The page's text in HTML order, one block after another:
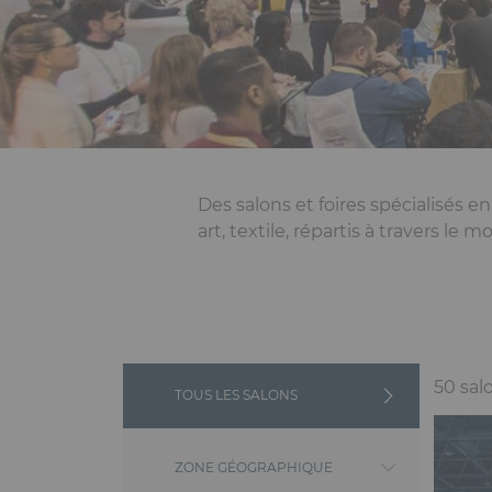
Des salons et foires spécialisés
art, textile, répartis à travers le
l’organisation de salons
Concevoir, organiser et
Les salons se répartissent entre
environnement, commerce,
TOUS LES SALONS
ZONE GÉOGRAPHIQUE
50